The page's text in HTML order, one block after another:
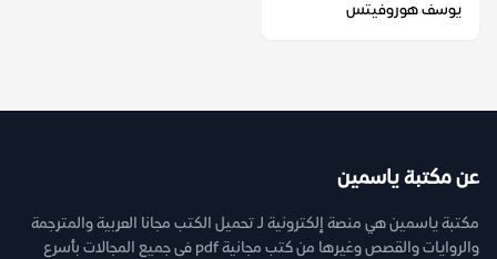
يوسف هوروفيتس
عن مكتبة ياسمين
مكتبة ياسمين هي منصة إلكترونية لـ تحميل الكتب مجانا العربية والمترجمة
والروايات والقصص وغيرها من كتب مجانية pdf فى جميع المجالات بأسرع